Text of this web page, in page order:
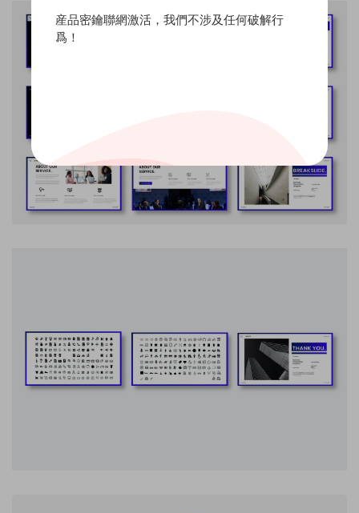
産品密鑰聯網激活，我們不涉及任何破解行
爲！